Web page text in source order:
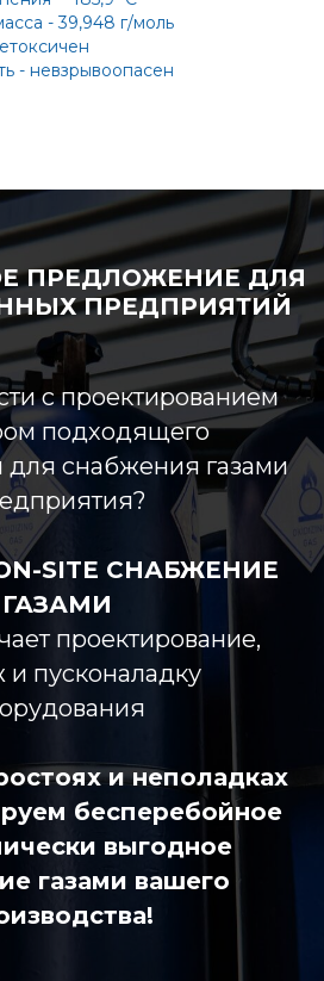
- 39,948 г/моль
- невзрывоопасен
ПРЕДЛОЖЕНИЕ ДЛЯ
ПРЕДПРИЯТИЙ
с проектированием
подходящего
для снабжения газами
SITE СНАБЖЕНИЕ
ГАЗАМИ
проектирование,
и пусконаладку
и неполадках
бесперебойное
выгодное
газами вашего